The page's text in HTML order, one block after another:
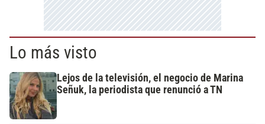
Lo más visto
Lejos de la televisión, el negocio de Marina
Señuk, la periodista que renunció a TN